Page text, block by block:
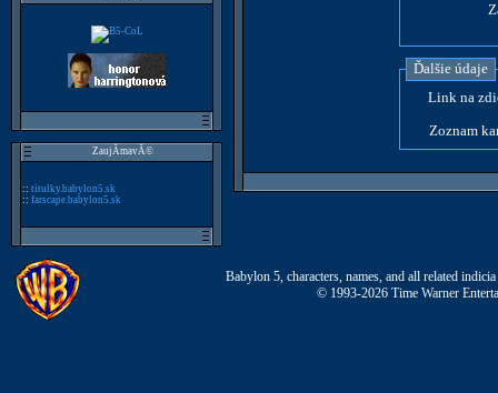
ZaujĂ­mavĂ©
:: titulky.babylon5.sk
:: farscape.babylon5.sk
Ďalšie údaje
Link na
Zoznam
Babylon 5, characters, names, and all related
© 1993-2026 Time Warner